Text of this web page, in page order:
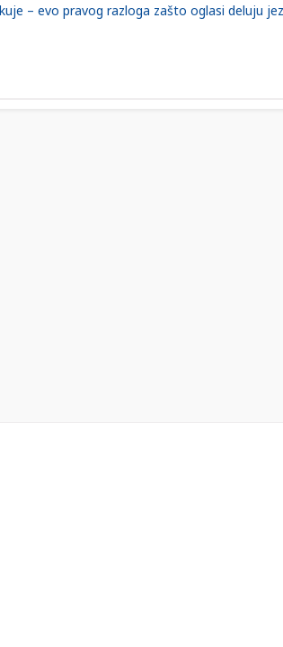
– evo pravog razloga zašto oglasi deluju